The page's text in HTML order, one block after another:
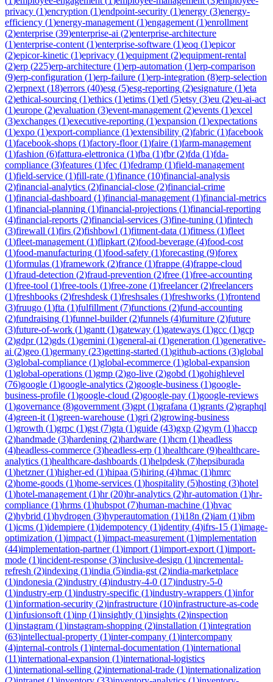
privacy (1)encryption (1)endpoint-security (1)energy (3)energy-
efficiency (1)energy-management (1)engagement (1)enrollment
(2)enterprise (39)enterprise-ai (2)enterprise-architecture
(1)enterprise-content (1)enterprise-software (1)eoq (1)epicor
(2)epicor-kinetic (1)eprivacy (1)equipment (2)equipment-rental
(2)erp (225)erp-architecture (1)erp-automation (1)erp-comparison
(9)erp-configuration (1)erp-failure (1)erp-integration (8)erp-selection
(2)erpnext (18)errors (40)esg (5)esg-reporting (2)esignature (1)eta
(2)ethical-sourcing (1)ethics (1)etims (1)etl (5)etsy (3)eu (2)eu-ai-act
(1)europe (2)evaluation (3)event-management (2)events (1)excel
(3)exchanges (1)executive-reporting (1)expansion (1)expectations
(1)expo (1)export-compliance (1)extensibility (2)fabric (1)facebook
(1)facebook-shops (1)factory-floor(1)faire (1)farm-management
(1)fashion (6)fattura-elettronica (1)fba (1)fbr(2)fda (1)fda-
compliance (3)features (1)fec (1)fedramp (1)field-management
(1)field-service (1)fill-rate (1)finance (10)financial-analysis
(2)financial-analytics (2)financial-close (2)financial-crime
(1)financial-dashboard (1)financial-management (1)financial-metrics
(1)financial-planning (1)financial-projections (1)financial-reporting
(4)financial-reports (2)financial-services (3)fine-tuning (1)fintech
(3)firewall (1)firs (2)fishbowl (1)fitment-data (1)fitness (1)fleet
(1)fleet-management (1)flipkart (2)food-beverage (4)food-cost
(1)food-manufacturing (1)food-safety (1)forecasting (9)forex
(1)formulas (1)framework (2)france (1)frappe (4)frappe-cloud
(1)fraud-detection (2)fraud-prevention (2)free (1)free-accounting
(1)free-tool (1)free-tools (1)free-zone (1)freelancer(2)freelancers
(1)freshbooks (2)freshdesk (1)freshsales (1)freshworks (1)frontend
(3)fruugo (1)fta (1)fulfillment (7)functions (2)fund-accounting
(2)fundraising (1)funnel-builder(2)funnels (4)furniture (2)future
(3)future-of-work (1)gantt (1)gateway (1)gateways (1)gcc (1)gcp
(2)gdpr(12)gds (1)gemini (1)general-ai (1)generation (1)generative-
ai (2)geo (1)germany (23)getting-started (1)github-actions (3)global
(3)global-compliance (1)global-ecommerce (1)global-expansion
(1)global-operations (1)gmp (2)go-live (2)gobd (1)gohighlevel
(76)google (1)google-analytics (2)google-business (1)google-
business-profile (1)google-cloud (2)google-pay (1)google-reviews
(1)governance (8)government (3)gpt (1)grafana (1)grants (2)graphql
(4)green-it (1)green-warehouse (1)gri (2)growing-business
(1)growth (1)grpc (1)gst (7)gta (1)guide (43)gxp (2)gym (1)haccp
(2)handmade (3)hardening (2)hardware (1)hcm (1)headless
(4)headless-commerce (3)headless-erp (1)healthcare (9)healthcare-
analytics (1)healthcare-dashboards (1)helpdesk (7)hepsiburada
(1)hetzner(1)higher-ed (1)hipaa (5)hiring (4)hmac (1)hmrc
(2)home-goods (1)home-services (1)hospitality (5)hosting (3)hotel
(1)hotel-management (1)hr(20)hr-analytics (2)hr-automation (1)hr-
compliance (1)hrms (1)hubspot (7)human-machine (1)hvac
(2)hybrid (1)hydrogen (3)hyperautomation (1)i18n (2)iam (1)ibm
(1)icms (1)idempiere (1)idempotency (1)identity (4)ifrs-15 (1)image-
optimization (1)impact (1)impact-measurement (1)implementation
(44)implementation-partner(1)import (1)import-export (1)import-
mode (1)incident-response (3)inclusive-design (1)incremental-
refresh (2)indexing (1)india (5)india-gst (2)india-marketplace
(1)indonesia (2)industry (4)industry-4-0 (17)industry-5-0
(1)industry-erp (1)industry-specific (1)industry-wrappers (1)infor
(1)information-security (2)infrastructure (10)infrastructure-as-code
(1)infusionsoft (1)inp (1)insightly (1)insights (2)inspection
(1)instagram (1)instagram-shopping (2)installation (1)integration
(63)intellectual-property (1)inter-company (1)intercompany
(4)internal-controls (1)internal-documentation (1)international
(11)international-expansion (1)international-logistics
(1)international-selling (2)international-trade (1)internationalization